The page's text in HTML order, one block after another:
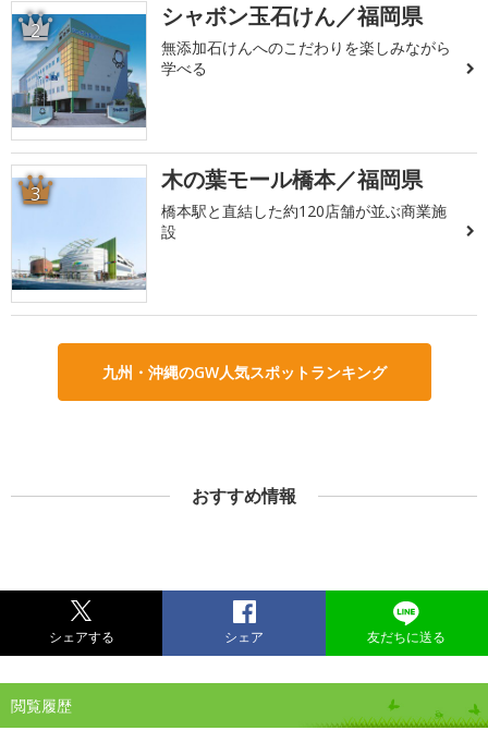
2 シャボン玉石けん／福岡県
無添加石けんへのこだわりを楽しみながら
学べる
3 木の葉モール橋本／福岡県
橋本駅と直結した約120店舗が並ぶ商業施
設
九州・沖縄のGW人気スポットランキング
おすすめ情報
シェアする シェア 友だちに送る
閲覧履歴